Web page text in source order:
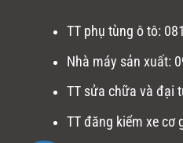
TT phụ tùng ô tô:
Nhà máy sản xuất:
TT sửa chữa và đại
TT đăng kiểm xe cơ